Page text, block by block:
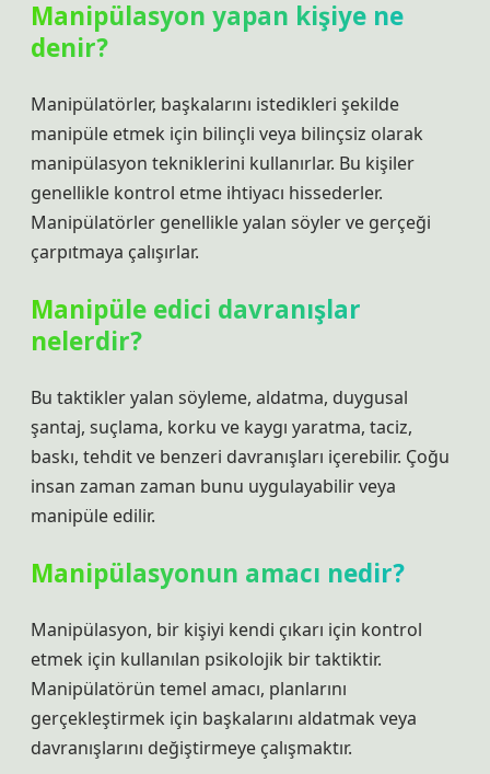
Manipülasyon yapan kişiye ne
denir?
Manipülatörler, başkalarını istedikleri şekilde
manipüle etmek için bilinçli veya bilinçsiz olarak
manipülasyon tekniklerini kullanırlar. Bu kişiler
genellikle kontrol etme ihtiyacı hissederler.
Manipülatörler genellikle yalan söyler ve gerçeği
çarpıtmaya çalışırlar.
Manipüle edici davranışlar
nelerdir?
Bu taktikler yalan söyleme, aldatma, duygusal
şantaj, suçlama, korku ve kaygı yaratma, taciz,
baskı, tehdit ve benzeri davranışları içerebilir. Çoğu
insan zaman zaman bunu uygulayabilir veya
manipüle edilir.
Manipülasyonun amacı nedir?
Manipülasyon, bir kişiyi kendi çıkarı için kontrol
etmek için kullanılan psikolojik bir taktiktir.
Manipülatörün temel amacı, planlarını
gerçekleştirmek için başkalarını aldatmak veya
davranışlarını değiştirmeye çalışmaktır.